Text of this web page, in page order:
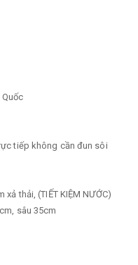
Quốc
tiếp không cần đun sôi
thải, (TIẾT KIỆM NƯỚC)
sâu 35cm